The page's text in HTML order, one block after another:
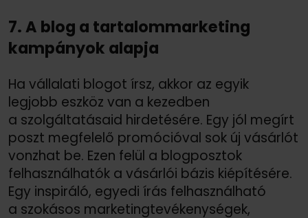
7. A blog a tartalommarketing
kampányok alapja
Ha vállalati blogot írsz, akkor az egyik
legjobb eszköz van a kezedben
a szolgáltatásaid hirdetésére. Egy jól megírt
poszt megfelelő promócióval sok új vásárlót
vonzhat be. Ezen felül a blogposztok
felhasználhatók a vásárlói bázis kiépítésére.
Egy inspiráló, egyedi írás felhasználható
a szokásos marketingtevékenységek,